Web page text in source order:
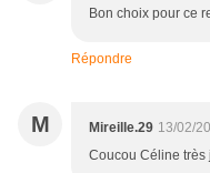
Bon choix pour ce
Répondre
M Mireille.29 13/02/
Coucou Céline très